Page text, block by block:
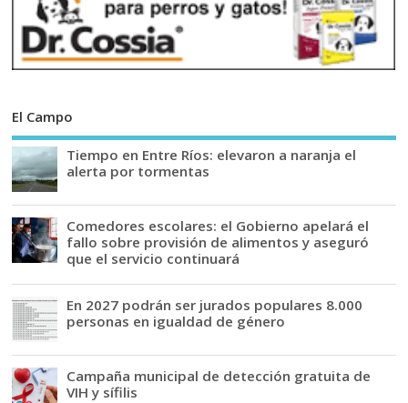
El Campo
Tiempo en Entre Ríos: elevaron a naranja el
alerta por tormentas
Comedores escolares: el Gobierno apelará el
fallo sobre provisión de alimentos y aseguró
que el servicio continuará
En 2027 podrán ser jurados populares 8.000
personas en igualdad de género
Campaña municipal de detección gratuita de
VIH y sífilis